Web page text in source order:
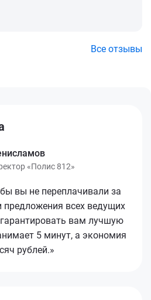
Все отзывы
«Полис 812»
вы не переплачивали за
всех ведущих
вам лучшую
5 минут, а экономия
рублей.»